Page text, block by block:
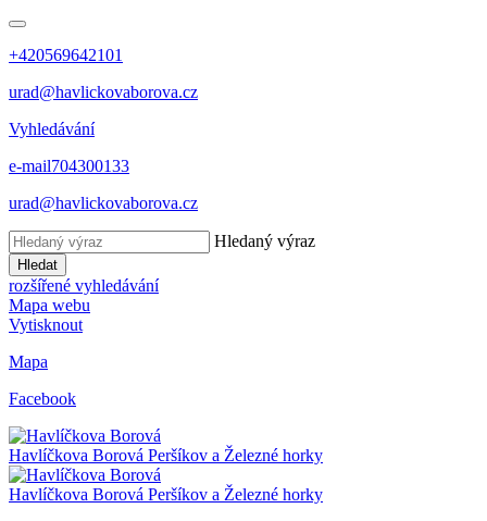
+420569642101
urad@havlickovaborova.cz
Vyhledávání
e-mail704300133
urad@havlickovaborova.cz
Hledaný výraz
Hledat
rozšířené vyhledávání
Mapa webu
Vytisknout
Mapa
Facebook
Havlíčkova Borová Peršíkov a Železné horky
Havlíčkova Borová Peršíkov a Železné horky